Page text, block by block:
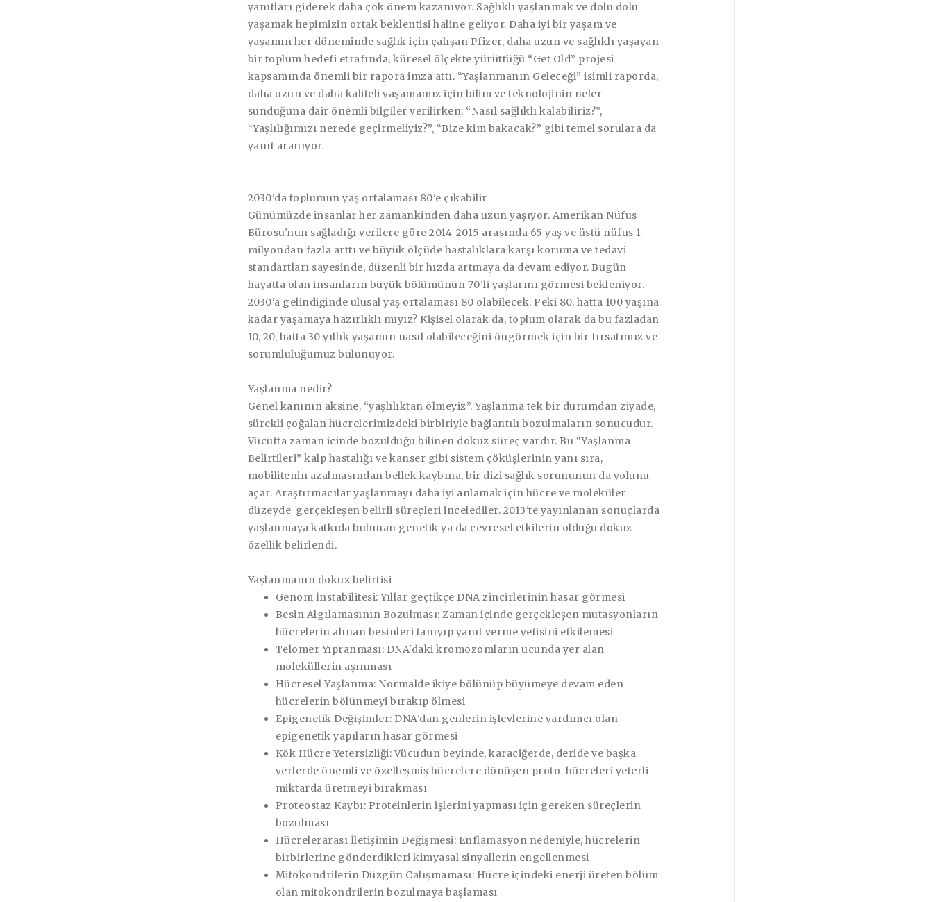
yanıtları giderek daha çok önem kazanıyor. Sağlıklı yaşlanmak ve dolu dolu
yaşamak hepimizin ortak beklentisi haline geliyor. Daha iyi bir yaşam ve
yaşamın her döneminde sağlık için çalışan Pfizer, daha uzun ve sağlıklı yaşayan
bir toplum hedefi etrafında, küresel ölçekte yürüttüğü “Get Old” projesi
kapsamında önemli bir rapora imza attı. “Yaşlanmanın Geleceği” isimli raporda,
daha uzun ve daha kaliteli yaşamamız için bilim ve teknolojinin neler
sunduğuna dair önemli bilgiler verilirken; “Nasıl sağlıklı kalabiliriz?”,
“Yaşlılığımızı nerede geçirmeliyiz?”, “Bize kim bakacak?” gibi temel sorulara da
yanıt aranıyor.
2030'da toplumun yaş ortalaması 80'e çıkabilir
Günümüzde insanlar her zamankinden daha uzun yaşıyor. Amerikan Nüfus
Bürosu'nun sağladığı verilere göre 2014-2015 arasında 65 yaş ve üstü nüfus 1
milyondan fazla arttı ve büyük ölçüde hastalıklara karşı koruma ve tedavi
standartları sayesinde, düzenli bir hızda artmaya da devam ediyor. Bugün
hayatta olan insanların büyük bölümünün 70'li yaşlarını görmesi bekleniyor.
2030'a gelindiğinde ulusal yaş ortalaması 80 olabilecek. Peki 80, hatta 100 yaşına
kadar yaşamaya hazırlıklı mıyız? Kişisel olarak da, toplum olarak da bu fazladan
10, 20, hatta 30 yıllık yaşamın nasıl olabileceğini öngörmek için bir fırsatımız ve
sorumluluğumuz bulunuyor.
Yaşlanma nedir?
Genel kanının aksine, “yaşlılıktan ölmeyiz”. Yaşlanma tek bir durumdan ziyade,
sürekli çoğalan hücrelerimizdeki birbiriyle bağlantılı bozulmaların sonucudur.
Vücutta zaman içinde bozulduğu bilinen dokuz süreç vardır. Bu “Yaşlanma
Belirtileri” kalp hastalığı ve kanser gibi sistem çöküşlerinin yanı sıra,
mobilitenin azalmasından bellek kaybına, bir dizi sağlık sorununun da yolunu
açar. Araştırmacılar yaşlanmayı daha iyi anlamak için hücre ve moleküler
düzeyde gerçekleşen belirli süreçleri incelediler. 2013'te yayınlanan sonuçlarda
yaşlanmaya katkıda bulunan genetik ya da çevresel etkilerin olduğu dokuz
özellik belirlendi.
Yaşlanmanın dokuz belirtisi
Genom İnstabilitesi: Yıllar geçtikçe DNA zincirlerinin hasar görmesi
Besin Algılamasının Bozulması: Zaman içinde gerçekleşen mutasyonların
hücrelerin alınan besinleri tanıyıp yanıt verme yetisini etkilemesi
Telomer Yıpranması: DNA'daki kromozomların ucunda yer alan
moleküllerin aşınması
Hücresel Yaşlanma: Normalde ikiye bölünüp büyümeye devam eden
hücrelerin bölünmeyi bırakıp ölmesi
Epigenetik Değişimler: DNA'dan genlerin işlevlerine yardımcı olan
epigenetik yapıların hasar görmesi
Kök Hücre Yetersizliği: Vücudun beyinde, karaciğerde, deride ve başka
yerlerde önemli ve özelleşmiş hücrelere dönüşen proto-hücreleri yeterli
miktarda üretmeyi bırakması
Proteostaz Kaybı: Proteinlerin işlerini yapması için gereken süreçlerin
bozulması
Hücrelerarası İletişimin Değişmesi: Enflamasyon nedeniyle, hücrelerin
birbirlerine gönderdikleri kimyasal sinyallerin engellenmesi
Mitokondrilerin Düzgün Çalışmaması: Hücre içindeki enerji üreten bölüm
olan mitokondrilerin bozulmaya başlaması